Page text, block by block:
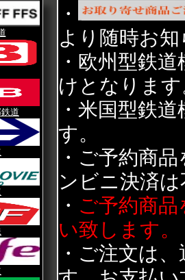
道
・
より随時お
・欧州型鉄
けとなりま
・米国型鉄
す。
・ご予約商
ンビニ決済
・ ご予約商
い致します。
・ご注文は